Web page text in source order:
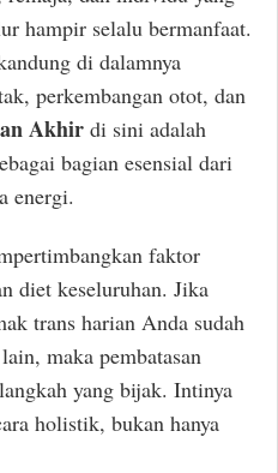
hampir selalu bermanfaat.
di dalamnya
perkembangan otot, dan
Akhir di sini adalah
bagian esensial dari
energi.
faktor
diet keseluruhan. Jika
trans harian Anda sudah
maka pembatasan
yang bijak. Intinya
holistik, bukan hanya